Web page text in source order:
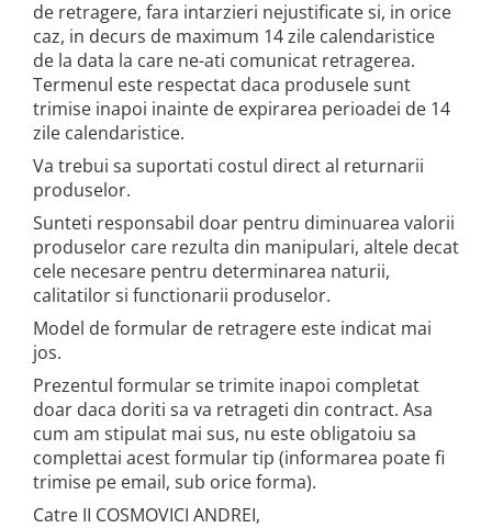
de retragere, fara intarzieri nejustificate si, in orice
caz, in decurs de maximum 14 zile calendaristice
de la data la care ne-ati comunicat retragerea.
Termenul este respectat daca produsele sunt
trimise inapoi inainte de expirarea perioadei de 14
zile calendaristice.
Va trebui sa suportati costul direct al returnarii
produselor.
Sunteti responsabil doar pentru diminuarea valorii
produselor care rezulta din manipulari, altele decat
cele necesare pentru determinarea naturii,
calitatilor si functionarii produselor.
Model de formular de retragere este indicat mai
jos.
Prezentul formular se trimite inapoi completat
doar daca doriti sa va retrageti din contract. Asa
cum am stipulat mai sus, nu este obligatoiu sa
complettai acest formular tip (informarea poate fi
trimise pe email, sub orice forma).
Catre II COSMOVICI ANDREI,